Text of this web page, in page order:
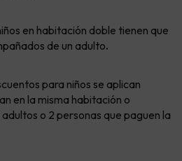
en habitación doble tienen que
de un adulto.
para niños se aplican
en la misma habitación o
o 2 personas que paguen la